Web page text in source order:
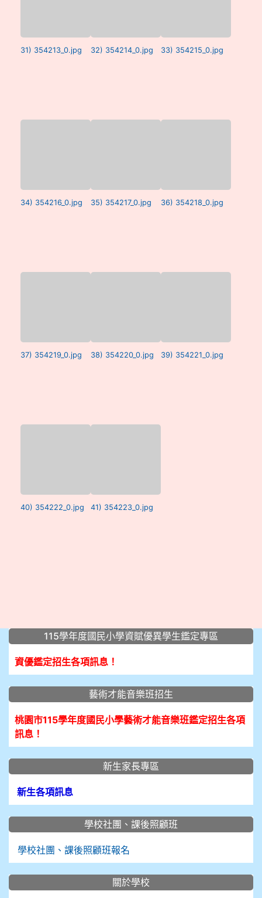
31) 354213_0.jpg 32) 354214_0.jpg 33) 354215_0.jpg
34) 354216_0.jpg 35) 354217_0.jpg 36) 354218_0.jpg
37) 354219_0.jpg 38) 354220_0.jpg 39) 354221_0.jpg
40) 354222_0.jpg 41) 354223_0.jpg
::: 115學年度國民小學資賦優異學生鑑定專區
資優鑑定招生各項訊息！
藝術才能音樂班招生
桃園市115學年度國民小學藝術才能音樂班鑑定招生各項
訊息！
新生家長專區
新生各項訊息
學校社團、課後照顧班
學校社團、課後照顧班報名
關於學校